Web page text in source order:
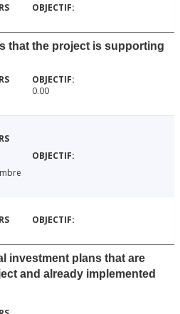
that the project is supporting
0.00
investment plans that are
and already implemented